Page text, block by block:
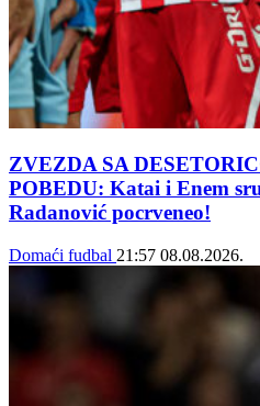
ZVEZDA SA
POBEDU: Katai i Enem
Radanović pocrveneo!
Domaći fudbal 21:57 08.08.2026.